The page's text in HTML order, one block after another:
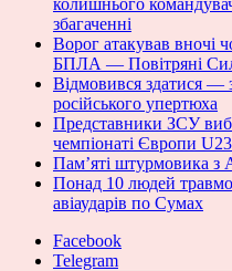
колишнього
збагаченні
Ворог атакував вночі
БПЛА — Повітряні
Відмовився здатися
російського упертюха
Представники ЗСУ
чемпіонаті Європи U23
Пам’яті штурмовика з
Понад 10 людей
авіаударів по Сумах
Facebook
Telegram